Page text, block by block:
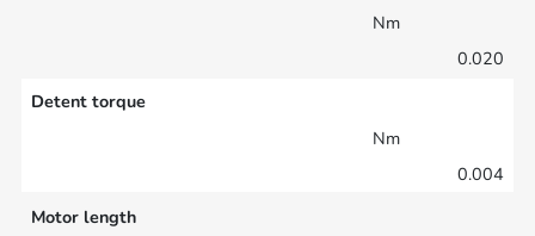
Nm
0.020
Detent torque
Nm
0.004
Motor length